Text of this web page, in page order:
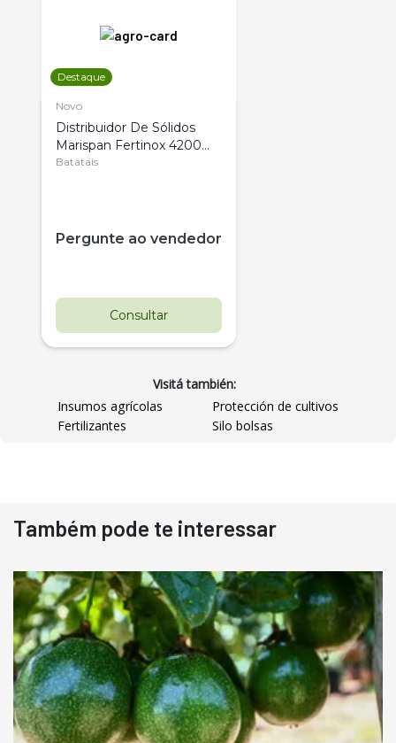
Destaque
Novo
Distribuidor De Sólidos
Marispan Fertinox 4200
Citrus
Batatais
Pergunte ao vendedor
Consultar
Pá Carregadeira Cat 966
Ano 1987
R$ 145.000
Consultar
Visitá también:
Insumos agrícolas
Protección de cultivos
Fertilizantes
Silo bolsas
Também pode te interessar